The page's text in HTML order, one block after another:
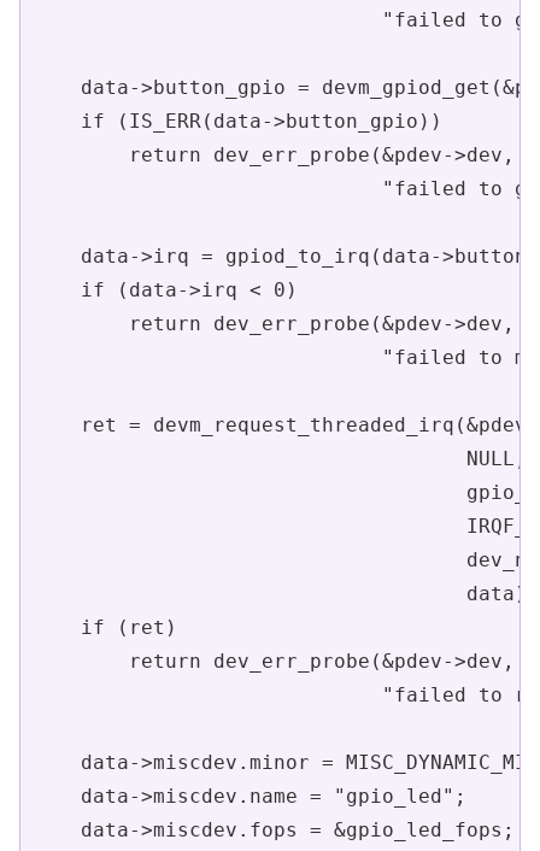
"failed to
data->button_gpio =
    if (IS_ERR(data->button_gpio))
return dev_err_probe(&pdev->dev,
"failed to
data->irq = gpiod_to_irq(data-
    if (data->irq < 0)
return dev_err_probe(&pdev->dev,
"failed to
ret =
                                    NULL,
                                    data);
    if (ret)
return dev_err_probe(&pdev->dev,
"failed to
data->miscdev.minor =
    data->miscdev.name = "gpio_led";
    data->miscdev.fops = &gpio_led_fops;